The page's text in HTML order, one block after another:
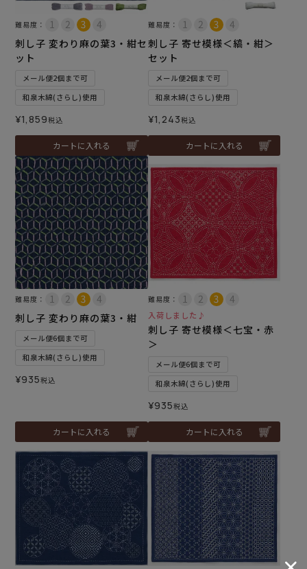
難易度：
刺し子 変わり麻の葉3・紺セ
ット
メール便2個まで可
和泉木綿(さらし)使用
¥1,859税込
カートに入れる
難易度：
刺し子 寄せ模様＜縞・紺＞
セット
メール便2個まで可
和泉木綿(さらし)使用
¥1,243税込
カートに入れる
難易度：
刺し子 変わり麻の葉3・紺
メール便6個まで可
和泉木綿(さらし)使用
¥935税込
カートに入れる
難易度：
入荷しました♪
刺し子 寄せ模様＜七宝・赤
＞
メール便6個まで可
和泉木綿(さらし)使用
¥935税込
カートに入れる